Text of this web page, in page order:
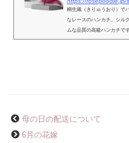
桐生織（きりゅうおり）で
なレースのハンカチ。シル
ムな品質の高級ハンカチで
います。）~ハンカチドー
母の日の配送について
6月の花嫁